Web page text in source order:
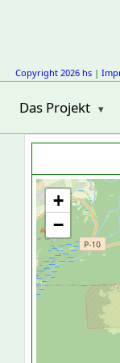
Copyright 2026 hs |
Das Projekt
+
−